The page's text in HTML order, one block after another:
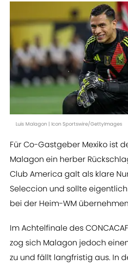
Luis Malagon | Icon Sportswire/GettyImages
Für Co-Gastgeber Mexiko ist
Malagon ein herber
Club America galt als klare
Seleccion und sollte
bei der Heim-WM
Im Achtelfinale des
zog sich Malagon jedoch
zu und fällt langfristig aus. In